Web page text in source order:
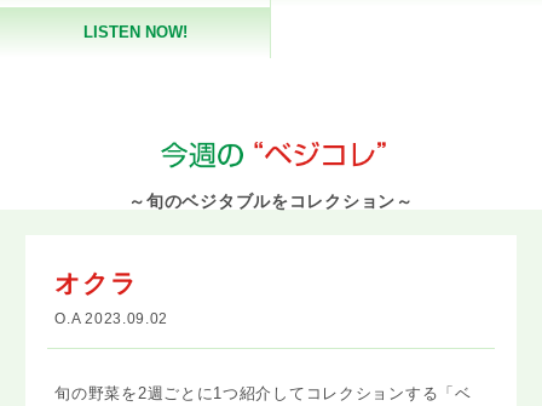
～旬のベジタブルをコレクション～
オクラ
O.A 2023.09.02
旬の野菜を2週ごとに1つ紹介してコレクションする「ベ